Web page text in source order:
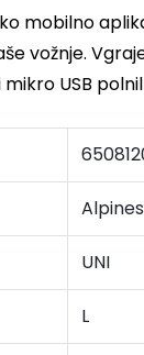
mobilno
USB
UNI
L